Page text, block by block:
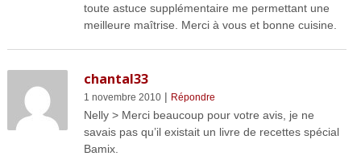
toute astuce supplémentaire me permettant une
meilleure maîtrise. Merci à vous et bonne cuisine.
chantal33
1 novembre 2010| Répondre
Nelly > Merci beaucoup pour votre avis, je ne
savais pas qu’il existait un livre de recettes spécial
Bamix.